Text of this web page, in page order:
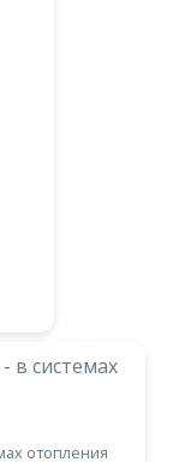
отопления